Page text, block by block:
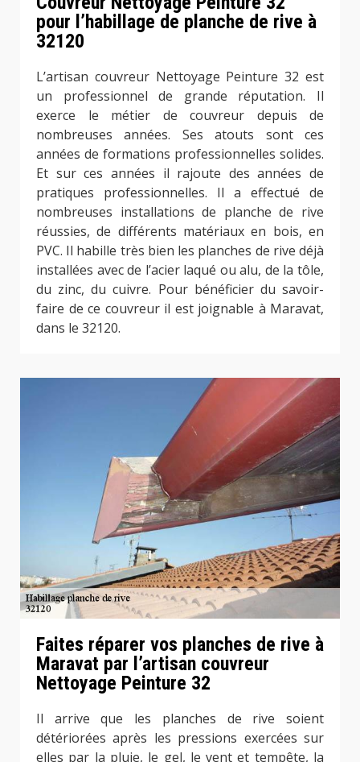
pour l’habillage de planche de rive à
32120
L’artisan couvreur Nettoyage Peinture 32 est
un professionnel de grande réputation. Il
exerce le métier de couvreur depuis de
nombreuses années. Ses atouts sont ces
années de formations professionnelles solides.
Et sur ces années il rajoute des années de
pratiques professionnelles. Il a effectué de
nombreuses installations de planche de rive
réussies, de différents matériaux en bois, en
PVC. Il habille très bien les planches de rive déjà
installées avec de l’acier laqué ou alu, de la tôle,
du zinc, du cuivre. Pour bénéficier du savoir-
faire de ce couvreur il est joignable à Maravat,
dans le 32120.
Faites réparer vos planches de rive à
Maravat par l’artisan couvreur
Nettoyage Peinture 32
Il arrive que les planches de rive soient
détériorées après les pressions exercées sur
elles par la pluie, le gel, le vent et tempête, la